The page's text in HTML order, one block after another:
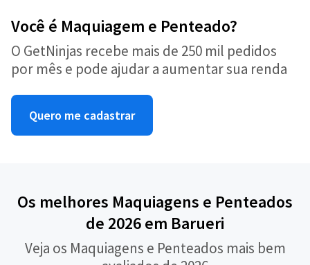
Você é Maquiagem e Penteado?
O GetNinjas recebe mais de 250 mil pedidos
por mês e pode ajudar a aumentar sua renda
Quero me cadastrar
Os melhores Maquiagens e Penteados
de 2026 em Barueri
Veja os Maquiagens e Penteados mais bem